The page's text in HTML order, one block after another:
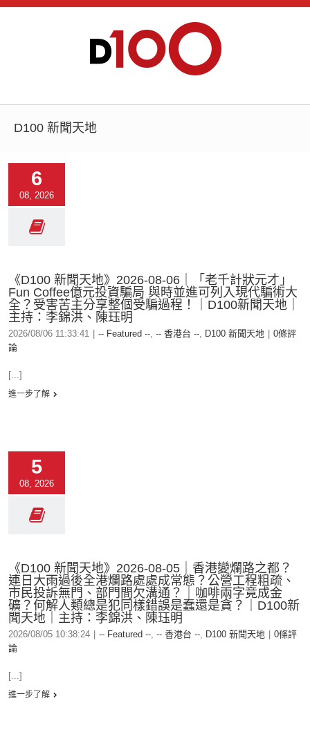
D100 新聞天地
6
08, 2026
《D100 新聞天地》2026-08-06｜「老千計狀元才」
Fun Coffee億元投資騙局 與時並進可列入現代騙術大
全？受害苦主分享整個受騙過程！｜D100新聞天地｜
主持：李錦洪、陳珏明
2026/08/06 11:33:41 -- Featured --, -- 香港台 --, D100 新聞天地
0條評
論
[...]
進一步了解
5
08, 2026
《D100 新聞天地》2026-08-05｜香港變爛路之都？
連日大雨過後全港爛路處處成常態？公營工程粗疏、
市民投訴無門、部門間欠溝通？｜咖啡兩字竟成金
礦？何解人類總是犯同樣錯誤是蠢還是貪？｜D100新
聞天地｜主持：李錦洪、陳珏明
2026/08/05 10:38:24 -- Featured --, -- 香港台 --, D100 新聞天地
0條評
論
[...]
進一步了解